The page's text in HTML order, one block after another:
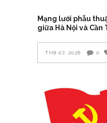
Mạng lưới phẫu
giữa Hà Nội và Cần
TH8 07, 2026 0